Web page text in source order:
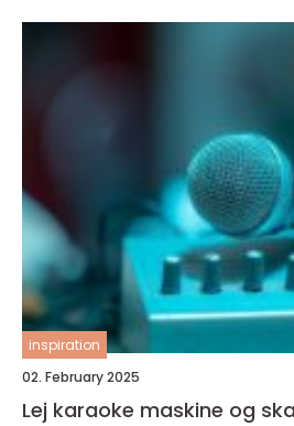
inspiration
02. February 2025
Lej karaoke maskine og